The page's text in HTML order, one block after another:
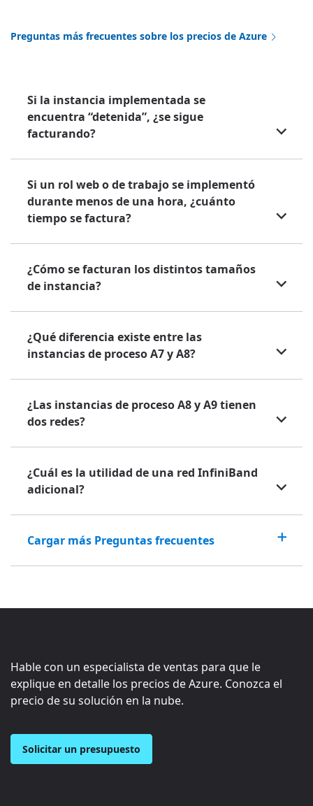
Preguntas más frecuentes sobre los precios de Azure
Si la instancia implementada se
encuentra “detenida”, ¿se sigue
facturando?
Si un rol web o de trabajo se implementó
durante menos de una hora, ¿cuánto
tiempo se factura?
¿Cómo se facturan los distintos tamaños
de instancia?
¿Qué diferencia existe entre las
instancias de proceso A7 y A8?
¿Las instancias de proceso A8 y A9 tienen
dos redes?
¿Cuál es la utilidad de una red InfiniBand
adicional?
Cargar más Preguntas frecuentes
Hable con un especialista de ventas para que le
explique en detalle los precios de Azure. Conozca el
precio de su solución en la nube.
Solicitar un presupuesto